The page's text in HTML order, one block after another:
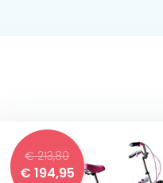
€ 213,80
€ 194,95